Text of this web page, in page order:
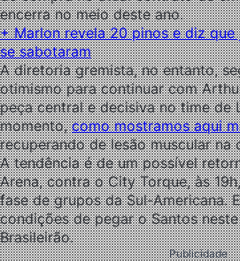
encerra no meio deste ano.
+ Marlon revela 20 pinos e diz
se sabotaram
A diretoria gremista, no entanto,
otimismo para continuar com
peça central e decisiva no time de
momento,como mostramos aqui
recuperando de lesão muscular na
A tendência é de um possível
Arena, contra o City Torque, às
fase de grupos da Sul-Americana.
condições de pegar o Santos
Brasileirão.
Publicidade